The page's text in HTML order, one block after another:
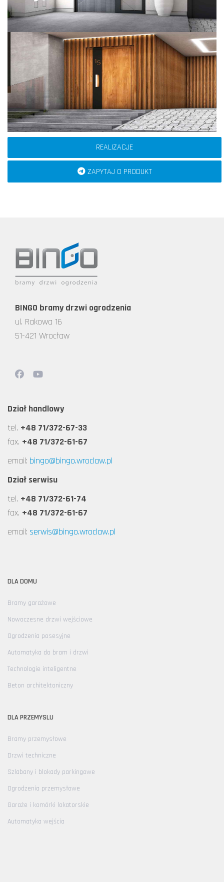
REALIZACJE
ZAPYTAJ O PRODUKT
BINGO bramy drzwi ogrodzenia
ul. Rakowa 16
51-421 Wrocław
Dział handlowy
tel. +48 71/372-67-33
fax. +48 71/372-61-67
email: bingo@bingo.wroclaw.pl
Dział serwisu
tel. +48 71/372-61-74
fax. +48 71/372-61-67
email: serwis@bingo.wroclaw.pl
DLA DOMU
Bramy garażowe
Nowoczesne drzwi wejściowe
Ogrodzenia posesyjne
Automatyka do bram i drzwi
Technologie inteligentne
Beton architektoniczny
DLA PRZEMYSLU
Bramy przemysłowe
Drzwi techniczne
Szlabany i blokady parkingowe
Ogrodzenia przemysłowe
Garaże i komórki lokatorskie
Automatyka wejścia